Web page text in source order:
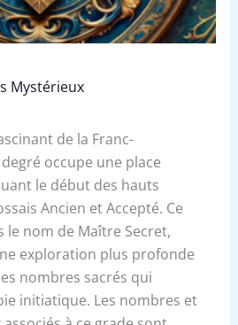
Mystérieux
de la Franc-
occupe une place
le début des hauts
Ancien et Accepté. Ce
le nom de Maître Secret,
exploration plus profonde
nombres sacrés qui
initiatique. Les nombres et